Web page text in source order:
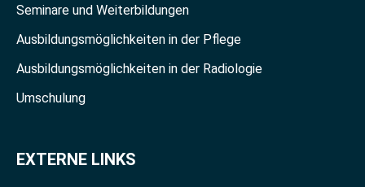
Seminare und Weiterbildungen
Ausbildungsmöglichkeiten in der Pflege
Ausbildungsmöglichkeiten in der Radiologie
Umschulung
EXTERNE LINKS